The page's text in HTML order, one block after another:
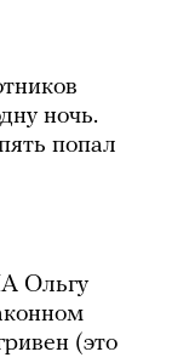
ночь.
попал
Ольгу
(это